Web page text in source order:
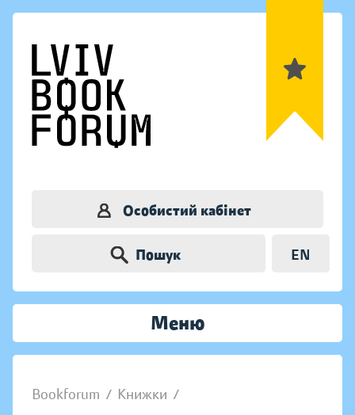
Особистий кабінет
Пошук EN
Меню
Bookforum / Книжки /